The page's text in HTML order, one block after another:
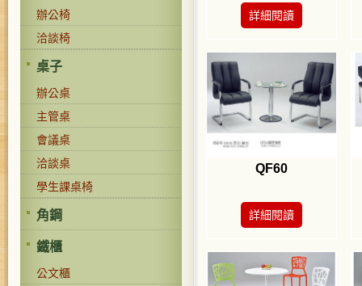
辦公椅
洽談椅
桌子
辦公桌
主管桌
會議桌
洽談桌
學生課桌椅
角鋼
鐵櫃
公文櫃
詳細閱讀
QF60
詳細閱讀